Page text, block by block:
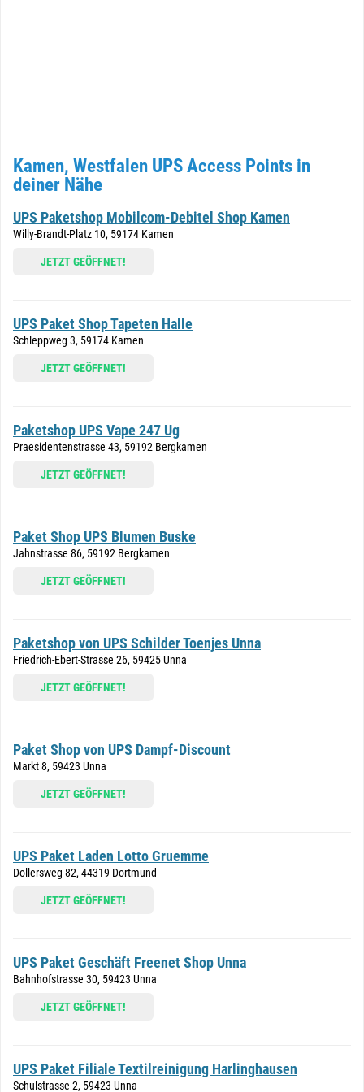
Kamen, Westfalen UPS Access Points in
deiner Nähe
UPS Paketshop Mobilcom-Debitel Shop Kamen
Willy-Brandt-Platz 10, 59174 Kamen
JETZT GEÖFFNET!
UPS Paket Shop Tapeten Halle
Schleppweg 3, 59174 Kamen
JETZT GEÖFFNET!
Paketshop UPS Vape 247 Ug
Praesidentenstrasse 43, 59192 Bergkamen
JETZT GEÖFFNET!
Paket Shop UPS Blumen Buske
Jahnstrasse 86, 59192 Bergkamen
JETZT GEÖFFNET!
Paketshop von UPS Schilder Toenjes Unna
Friedrich-Ebert-Strasse 26, 59425 Unna
JETZT GEÖFFNET!
Paket Shop von UPS Dampf-Discount
Markt 8, 59423 Unna
JETZT GEÖFFNET!
UPS Paket Laden Lotto Gruemme
Dollersweg 82, 44319 Dortmund
JETZT GEÖFFNET!
UPS Paket Geschäft Freenet Shop Unna
Bahnhofstrasse 30, 59423 Unna
JETZT GEÖFFNET!
UPS Paket Filiale Textilreinigung Harlinghausen
Schulstrasse 2, 59423 Unna